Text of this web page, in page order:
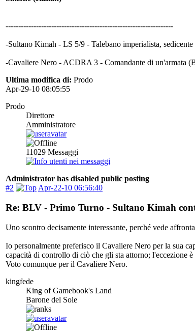
------------------------------------------------------------------
-Sultano Kimah - LS 5/9 - Talebano imperialista,
-Cavaliere Nero - ACDRA 3 - Comandante di un'armata
Ultima modifica di: Prodo
Apr-29-10 08:05:55
Prodo
Direttore
Amministratore
11029 Messaggi
Administrator has disabled public posting
#2
Apr-22-10 06:56:40
Re: BLV - Primo Turno - Sultano Kimah
Uno scontro decisamente interessante, perché vede
Io personalmente preferisco il Cavaliere Nero per la sua
capacità di controllo di ciò che gli sta attorno; l'eccezione
Voto comunque per il Cavaliere Nero.
kingfede
King of Gamebook's Land
Barone del Sole